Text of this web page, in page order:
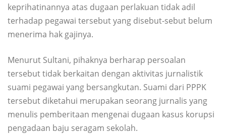
keprihatinannya atas dugaan perlakuan tidak adil
terhadap pegawai tersebut yang disebut-sebut belum
menerima hak gajinya.
Menurut Sultani, pihaknya berharap persoalan
tersebut tidak berkaitan dengan aktivitas jurnalistik
suami pegawai yang bersangkutan. Suami dari PPPK
tersebut diketahui merupakan seorang jurnalis yang
menulis pemberitaan mengenai dugaan kasus korupsi
pengadaan baju seragam sekolah.